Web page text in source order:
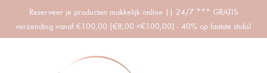
Reserveer je producten makkelijk online || 24/7 *** GRATIS
verzending vanaf €100,00 (€8,00 <€100,00) - 40% op laatste stuks!